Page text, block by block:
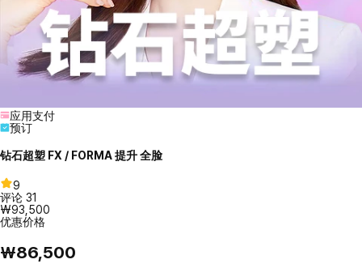
应用支付
预订
钻石超塑 FX / FORMA 提升 全脸
9
评论 31
₩93,500
优惠价格
₩86,500